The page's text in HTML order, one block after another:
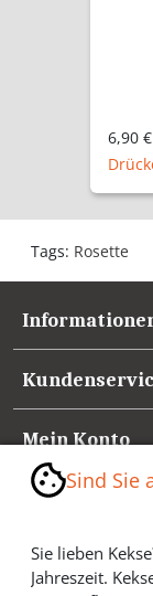
6,90 €
Tags: Rosette
Mein Konto
Referenzen
Sind Sie
Sie lieben
Jahreszeit.